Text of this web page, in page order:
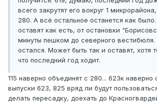
всего закрутят его вокруг 1
280. А всё остальное останется как
оставят как есть, от остановки
минуты пешком до северного вестибюля.
остался. Может быть так и оставят, хотя
что последний год ходит.
115 наверно объединят с 280... 623к наверно
выпуски 623, 825 вряд ли будут
делать пересадку, доехать до